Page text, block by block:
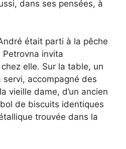
dans ses pensées, à
était parti à la pêche
Petrovna invita
elle. Sur la table, un
accompagné des
vieille dame, d’un ancien
de biscuits identiques
trouvée dans la